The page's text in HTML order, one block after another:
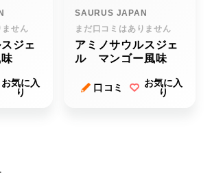
ません
ジェ
お気に入
り
SAURUS JAPAN
まだ口コミはありません
アミノサウルスジェ
ル マンゴー風味
口コミ
お気に入
り